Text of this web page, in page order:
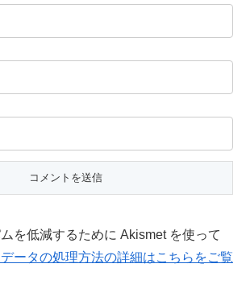
を低減するために Akismet を使って
ータの処理方法の詳細はこちらをご覧